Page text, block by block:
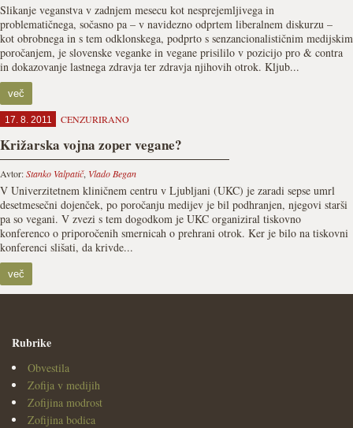
Slikanje veganstva v zadnjem mesecu kot nesprejemljivega in
problematičnega, sočasno pa – v navidezno odprtem liberalnem diskurzu –
kot obrobnega in s tem odklonskega, podprto s senzancionalističnim medijskim
poročanjem, je slovenske veganke in vegane prisililo v pozicijo pro & contra
in dokazovanje lastnega zdravja ter zdravja njihovih otrok. Kljub...
več
17. 8. 2011 CENZURIRANO
Križarska vojna zoper vegane?
Avtor:Stanko Valpatič, Vlado Began
V Univerzitetnem kliničnem centru v Ljubljani (UKC) je zaradi sepse umrl
desetmesečni dojenček, po poročanju medijev je bil podhranjen, njegovi starši
pa so vegani. V zvezi s tem dogodkom je UKC organiziral tiskovno
konferenco o priporočenih smernicah o prehrani otrok. Ker je bilo na tiskovni
konferenci slišati, da krivde...
več
Rubrike
Obvestila
Zofija v medijih
Zofijina modrost
Zofijina bodica